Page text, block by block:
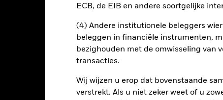
ECB, de EIB en andere soortgelijke
(4) Andere institutionele beleggers
beleggen in financiële instrumenten,
bezighouden met de omwisseling van
transacties.
Wij wijzen u erop dat bovenstaande
verstrekt. Als u niet zeker weet of u
Risicometer